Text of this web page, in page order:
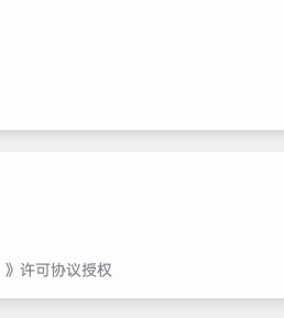
》许可协议授权